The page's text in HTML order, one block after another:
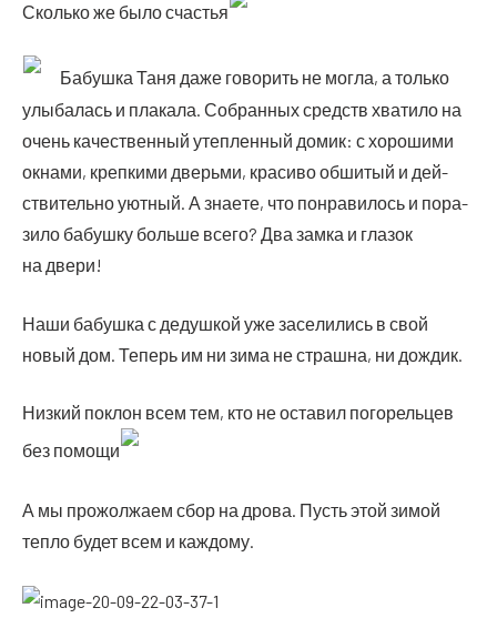
Сколь­ко же было счастья
Бабуш­ка Таня даже гово­рить не мог­ла, а толь­ко
улы­ба­лась и пла­ка­ла. Собран­ных средств хва­ти­ло на
очень каче­ствен­ный утеп­лен­ный домик: с хоро­ши­ми
окна­ми, креп­ки­ми дверь­ми, кра­си­во обши­тый и дей­
стви­тель­но уют­ный. А зна­е­те, что понра­ви­лось и пора­
зи­ло бабуш­ку боль­ше все­го? Два зам­ка и гла­зок
на двери!
Наши бабуш­ка с дедуш­кой уже засе­ли­лись в свой
новый дом. Теперь им ни зима не страш­на, ни дождик.
Низ­кий поклон всем тем, кто не оста­вил пого­рель­цев
без помощи
А мы про­жол­жа­ем сбор на дро­ва. Пусть этой зимой
теп­ло будет всем и каждому.